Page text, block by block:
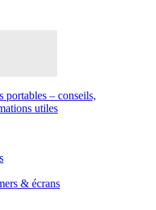
portables – conseils,
utiles
& écrans